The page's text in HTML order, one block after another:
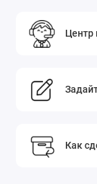
Центр
Как